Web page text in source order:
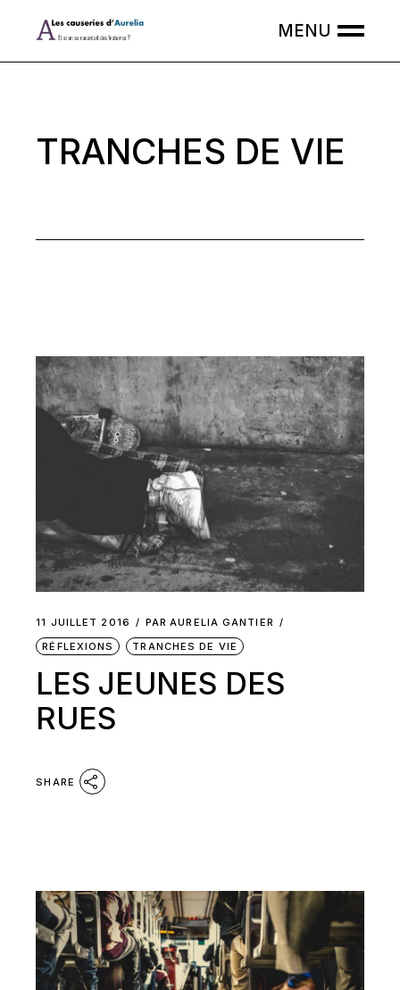
TRANCHES DE VIE
11 JUILLET 2016 PAR AURELIA GANTIER
RÉFLEXIONS
TRANCHES DE VIE
LES JEUNES DES
RUES
SHARE